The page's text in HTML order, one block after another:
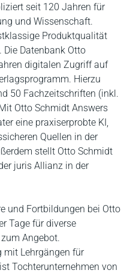
seit 120 Jahren für
und Wissenschaft.
Produktqualität
Die Datenbank Otto
digitalen Zugriff auf
Hierzu
50 Fachzeitschriften (inkl.
Otto Schmidt Answers
eine praxiserprobte KI,
Quellen in der
stellt Otto Schmidt
juris Allianz in der
und Fortbildungen bei Otto
Tage für diverse
Angebot.
mit Lehrgängen für
Tochterunternehmen von